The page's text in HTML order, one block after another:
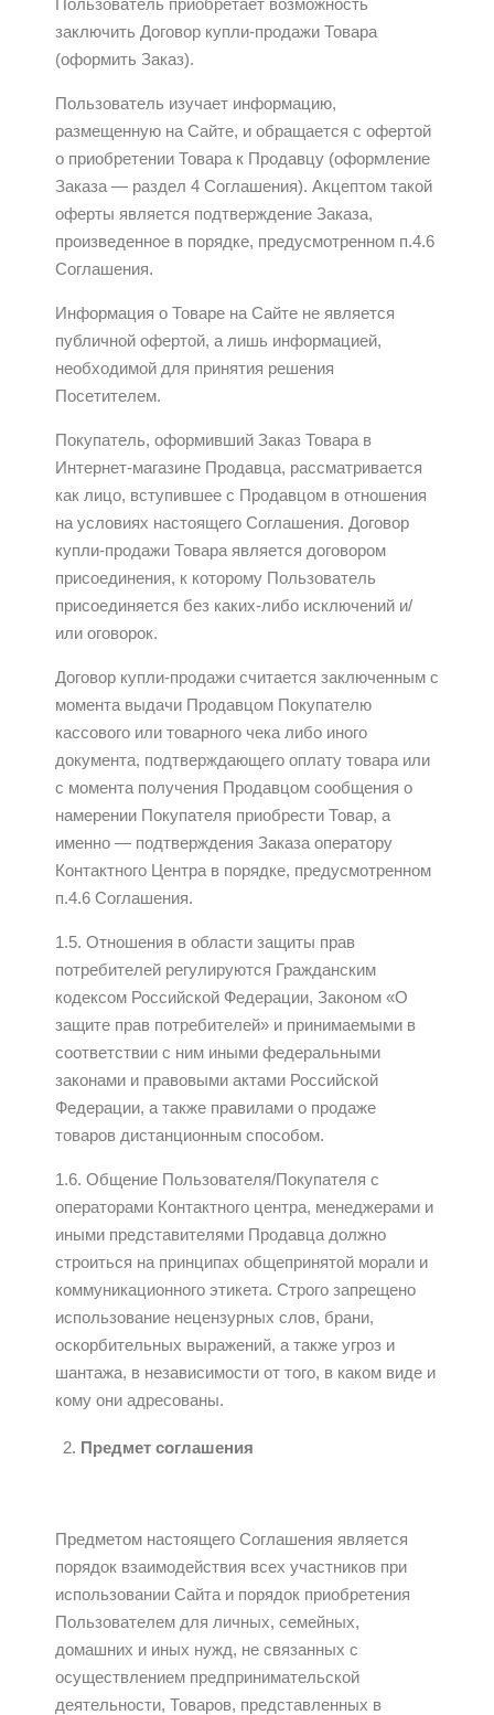
Пользователь приобретает возможность
заключить Договор купли-продажи Товара
(оформить Заказ).
Пользователь изучает информацию,
размещенную на Сайте, и обращается с офертой
о приобретении Товара к Продавцу (оформление
Заказа — раздел 4 Соглашения). Акцептом такой
оферты является подтверждение Заказа,
произведенное в порядке, предусмотренном п.4.6
Соглашения.
Информация о Товаре на Сайте не является
публичной офертой, а лишь информацией,
необходимой для принятия решения
Посетителем.
Покупатель, оформивший Заказ Товара в
Интернет-магазине Продавца, рассматривается
как лицо, вступившее с Продавцом в отношения
на условиях настоящего Соглашения. Договор
купли-продажи Товара является договором
присоединения, к которому Пользователь
присоединяется без каких-либо исключений и/
или оговорок.
Договор купли-продажи считается заключенным с
момента выдачи Продавцом Покупателю
кассового или товарного чека либо иного
документа, подтверждающего оплату товара или
с момента получения Продавцом сообщения о
намерении Покупателя приобрести Товар, а
именно — подтверждения Заказа оператору
Контактного Центра в порядке, предусмотренном
п.4.6 Соглашения.
1.5. Отношения в области защиты прав
потребителей регулируются Гражданским
кодексом Российской Федерации, Законом «О
защите прав потребителей» и принимаемыми в
соответствии с ним иными федеральными
законами и правовыми актами Российской
Федерации, а также правилами о продаже
товаров дистанционным способом.
1.6. Общение Пользователя/Покупателя с
операторами Контактного центра, менеджерами и
иными представителями Продавца должно
строиться на принципах общепринятой морали и
коммуникационного этикета. Строго запрещено
использование нецензурных слов, брани,
оскорбительных выражений, а также угроз и
шантажа, в независимости от того, в каком виде и
кому они адресованы.
Предмет соглашения
Предметом настоящего Соглашения является
порядок взаимодействия всех участников при
использовании Сайта и порядок приобретения
Пользователем для личных, семейных,
домашних и иных нужд, не связанных с
осуществлением предпринимательской
деятельности, Товаров, представленных в